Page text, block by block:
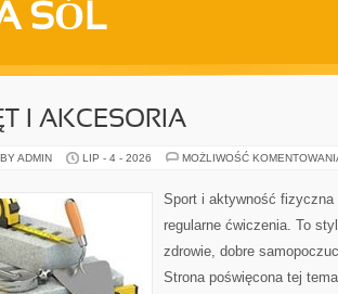
SÓL
I AKCESORIA
ADMIN LIP - 4 - 2026 MOŻLIWOŚĆ
Sport i aktywność
regularne ćwiczenia. To
zdrowie, dobre
Strona poświęcona tej